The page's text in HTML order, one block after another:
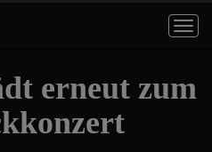
erneut zum